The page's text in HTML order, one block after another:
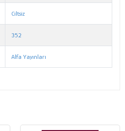
Ciltsiz
352
Alfa Yayınları